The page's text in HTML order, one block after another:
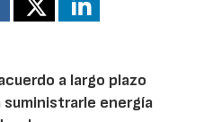
a largo plazo
suministrarle energía